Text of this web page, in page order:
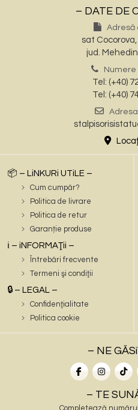
– DATE DE
Adresă
sat
jud.
Tel: (+40)
Tel: (+40)
📦 – LiNKURi UTiLE –
Cum cumpăr?
Politica de livrare
Politica de retur
Garanție produse
ℹ️ – iNFORMAŢii –
Întrebări frecvente
Termeni şi condiţii
🔒 – LEGAL –
Confidenţialitate
Politica cookie
– NE
– TE
Completează